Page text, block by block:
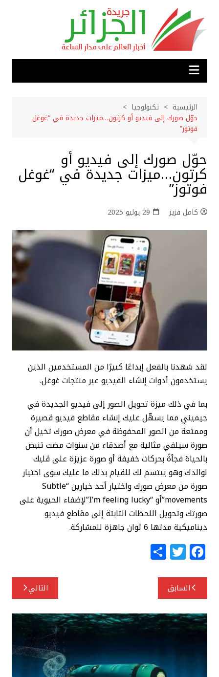
المحتوى
الرئيسية
تكنولوجيا
حوّل صورك إلى فيديو أو كرتون…ميزات جديدة في “غوغل
فوتوز”
حوّل صورك إلى فيديو أو
كرتون…ميزات جديدة في “غوغل
فوتوز”
كامل فزيز 29 يوليو 2025
لقد شهدنا بالفعل إبداعًا كبيرًا من المستخدمين الذين
يستخدمون أدوات إنشاء الفيديو عبر منتجات غوغل.
بما في ذلك ميزة تحويل الصور إلى فيديو الجديدة في
جيميني مما يسهّل عليك إنشاء مقاطع فيديو قصيرة
وممتعة من الصور المحفوظة في معرض صورك تخيل أن
صورة سيلفي مثالية مع أصدقاء من سنوات مضت تنبض
بالحياة فجأةً بحركات خفيفة أو صورة عزيزة على قلبك
لوالدك وهو يبتسم لك للقيام بذلك ما عليك سوى اختيار
صورة من معرض صورك واختيار أحد خيارين “Subtle
movements”أو “I’m feeling lucky”لإضفاء الحيوية على
صورتك وتحويل اللحظات الثابتة إلى مقاطع فيديو
ديناميكية مدتها 6 ثوان جاهزة للمشاركة.
F
a
c
e
b
o
o
k
T
w
itt
e
r
S
h
تصفّح
المقالات
السابق التالي